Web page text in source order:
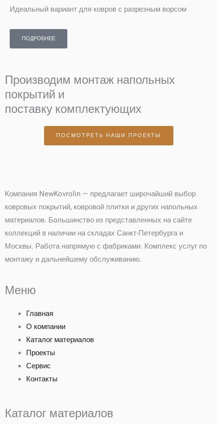
Идеальный вариант для ковров с разрезным ворсом
ПОДРОБНЕЕ
Производим монтаж напольных
покрытий и
поставку комплектующих
ПОСМОТРЕТЬ НАШИ ПРОЕКТЫ
Компания NewKovrolin — предлагает широчайший выбор
ковровых покрытий, ковровой плитки и других напольных
материалов. Большинство из представленных на сайте
коллекций в наличии на складах Санкт-Петербурга и
Москвы. Работа напрямую с фабриками. Комплекс услуг по
монтажу и дальнейшему обслуживанию.
Меню
Главная
О компании
Каталог материалов
Проекты
Сервис
Контакты
Каталог материалов